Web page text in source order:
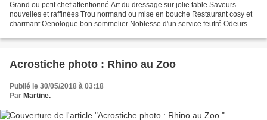
Grand ou petit chef attentionné Art du dressage sur jolie table Saveurs
nouvelles et raffinées Trou normand ou mise en bouche Restaurant cosy et
charmant Oenologue bon sommelier Noblesse d'un service feutré Odeurs
Acrostiche photo : Rhino au Zoo
Publié le 30/05/2018 à 03:18
Par Martine.